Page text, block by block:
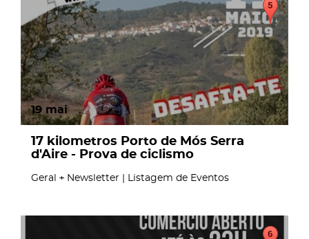
19 mai
17 kilometros Porto de Mós Serra
d'Aire - Prova de ciclismo
Geral Newsletter | Listagem de Eventos